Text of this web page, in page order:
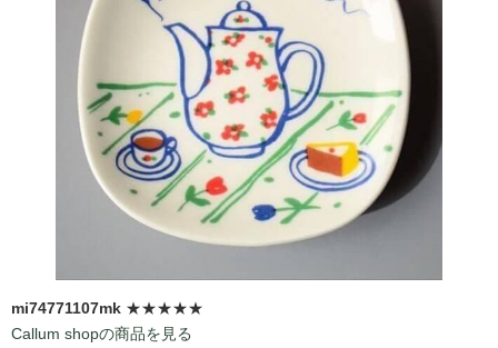
mi74771107mk ★★★★★
Callum shopの商品を見る